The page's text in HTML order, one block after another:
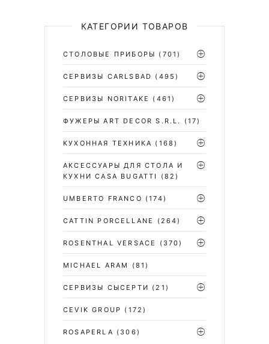
КАТЕГОРИИ ТОВАРОВ
СТОЛОВЫЕ ПРИБОРЫ (701)
CЕРВИЗЫ CARLSBAD (495)
СЕРВИЗЫ NORITAKE (461)
ФУЖЕРЫ ART DECOR S.R.L. (17)
КУХОННАЯ ТЕХНИКА (168)
АКСЕССУАРЫ ДЛЯ СТОЛА И
КУХНИ CASA BUGATTI
(82)
UMBERTO FRANCO (174)
CATTIN PORCELLANE (264)
ROSENTHAL VERSACE (370)
MICHAEL ARAM (81)
СЕРВИЗЫ СЫСЕРТИ (21)
CEVIK GROUP (172)
ROSAPERLA (306)